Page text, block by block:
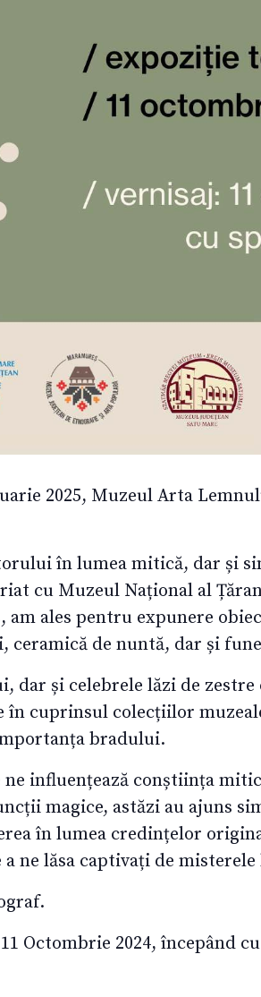
2025, Muzeul Arta
în lumea mitică, dar și
cu Muzeul Național al
am ales pentru expunere
de nuntă, dar și
și celebrele lăzi de zestre
în cuprinsul colecțiilor
bradului.
influențează conștiința
magice, astăzi au ajuns
în lumea credințelor
ne lăsa captivați de
Octombrie 2024, începând cu